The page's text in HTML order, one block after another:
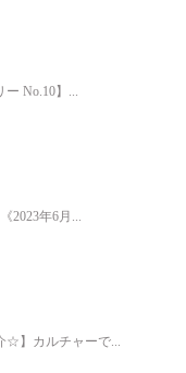
ー No.10】...
2023年6月...
☆】カルチャーで...